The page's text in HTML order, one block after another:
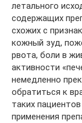
летального
содержащих
схожих с
кожный зуд,
рвота, боли в
активности
немедленно
обратиться к
таких
применения